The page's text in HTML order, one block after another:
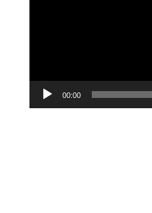
00:00